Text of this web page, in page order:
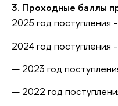
3. Проходные баллы
2025 год поступления
2024 год поступления
2023 год
2022 год